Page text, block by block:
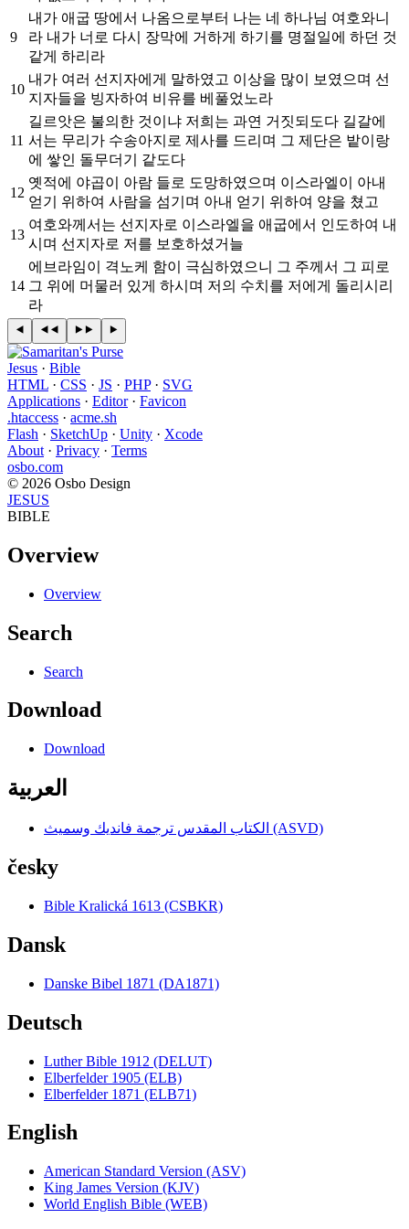
9
내가 애굽 땅에서 나옴으로부터 나는 네 하나님 여호와니
라 내가 너로 다시 장막에 거하게 하기를 명절일에 하던 것
같게 하리라
10
내가 여러 선지자에게 말하였고 이상을 많이 보였으며 선
지자들을 빙자하여 비유를 베풀었노라
11
길르앗은 불의한 것이냐 저희는 과연 거짓되도다 길갈에
서는 무리가 수송아지로 제사를 드리며 그 제단은 밭이랑
에 쌓인 돌무더기 같도다
12
옛적에 야곱이 아람 들로 도망하였으며 이스라엘이 아내
얻기 위하여 사람을 섬기며 아내 얻기 위하여 양을 쳤고
13
여호와께서는 선지자로 이스라엘을 애굽에서 인도하여 내
시며 선지자로 저를 보호하셨거늘
14
에브라임이 격노케 함이 극심하였으니 그 주께서 그 피로
그 위에 머물러 있게 하시며 저의 수치를 저에게 돌리시리
라
Jesus · Bible
HTML · CSS · JS · PHP· SVG
Applications · Editor· Favicon
.htaccess · acme.sh
Flash · SketchUp · Unity · Xcode
About · Privacy · Terms
osbo.com
© 2026 Osbo Design
JESUS
BIBLE
Overview
Overview
Search
Search
Download
Download
العربية
الكتاب المقدس ترجمة فانديك وسميث (ASVD)
česky
Bible Kralická 1613 (CSBKR)
Dansk
Danske Bibel 1871 (DA1871)
Deutsch
Luther Bible 1912 (DELUT)
Elberfelder 1905 (ELB)
Elberfelder 1871 (ELB71)
English
American Standard Version (ASV)
King James Version (KJV)
World English Bible (WEB)